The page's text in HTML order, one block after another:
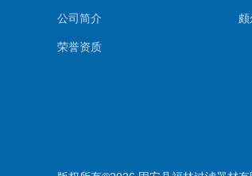
公司简介
荣誉资质